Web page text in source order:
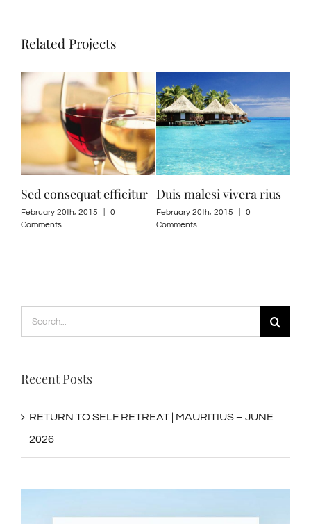
Related Projects
Sed consequat efficitur
February 20th, 2015
0
Comments
Duis malesi vivera rius
February 20th, 2015
0
Comments
Search
for:
Recent Posts
RETURN TO SELF RETREAT | MAURITIUS – JUNE
2026